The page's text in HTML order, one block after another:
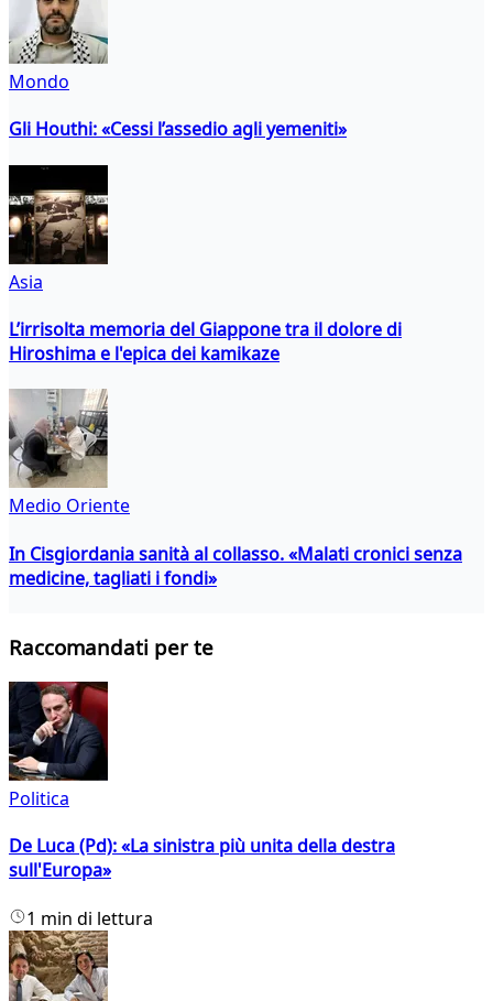
Mondo
Gli Houthi: «Cessi l’assedio agli yemeniti»
Asia
L’irrisolta memoria del Giappone tra il dolore di
Hiroshima e l'epica dei kamikaze
Medio Oriente
In Cisgiordania sanità al collasso. «Malati cronici senza
medicine, tagliati i fondi»
Raccomandati per te
Politica
De Luca (Pd): «La sinistra più unita della destra
sull'Europa»
1 min di lettura